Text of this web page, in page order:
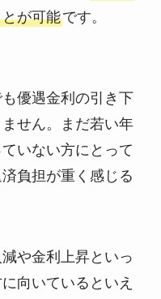
が可能です。
優遇金利の引き下
せん。まだ若い年
いない方にとって
負担が重く感じる
や金利上昇といっ
向いているといえ